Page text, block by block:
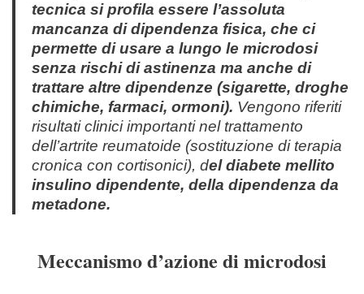
tecnica si profila essere l’assoluta
mancanza di dipendenza fisica, che ci
permette di usare a lungo le microdosi
senza rischi di astinenza ma anche di
trattare altre dipendenze (sigarette, droghe
chimiche, farmaci, ormoni). Vengono riferiti
risultati clinici importanti nel trattamento
dell’artrite reumatoide (sostituzione di terapia
cronica con cortisonici), del diabete mellito
insulino dipendente, della dipendenza da
metadone.
Meccanismo d’azione di microdosi